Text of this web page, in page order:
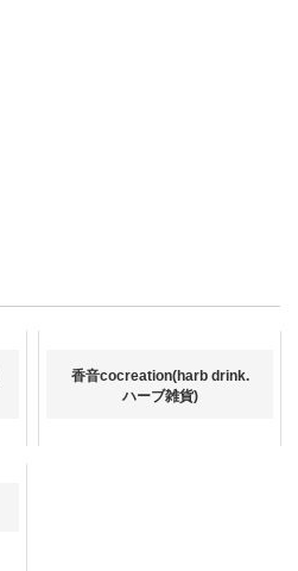
香音cocreation(harb drink.
ハーブ雑貨)